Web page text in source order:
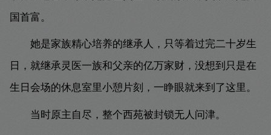
国首富。
她是家族精心培养的继承人，只等着过完二十岁生
日，就继承灵医一族和父亲的亿万家财，没想到只是在
生日会场的休息室里小憩片刻，一睁眼就来到了这里。
当时原主自尽，整个西苑被封锁无人问津。